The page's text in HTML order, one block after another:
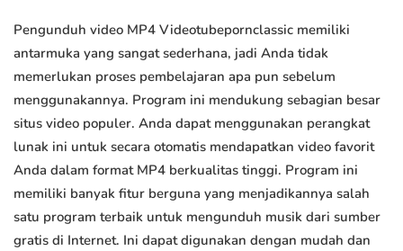
Pengunduh video MP4 Videotubepornclassic memiliki
antarmuka yang sangat sederhana, jadi Anda tidak
memerlukan proses pembelajaran apa pun sebelum
menggunakannya. Program ini mendukung sebagian besar
situs video populer. Anda dapat menggunakan perangkat
lunak ini untuk secara otomatis mendapatkan video favorit
Anda dalam format MP4 berkualitas tinggi. Program ini
memiliki banyak fitur berguna yang menjadikannya salah
satu program terbaik untuk mengunduh musik dari sumber
gratis di Internet. Ini dapat digunakan dengan mudah dan